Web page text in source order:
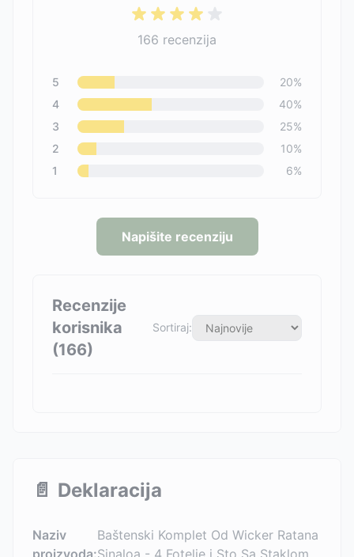
166 recenzija
5 20%
4
40%
3
25%
2
10%
1
6%
Napišite recenziju
Recenzije
korisnika
(166)
Sortiraj:
📄 Deklaracija
Naziv
proizvoda:
Baštenski Komplet Od Wicker Ratana
Sinaloa - 4 Fotelje i Sto Sa Staklom